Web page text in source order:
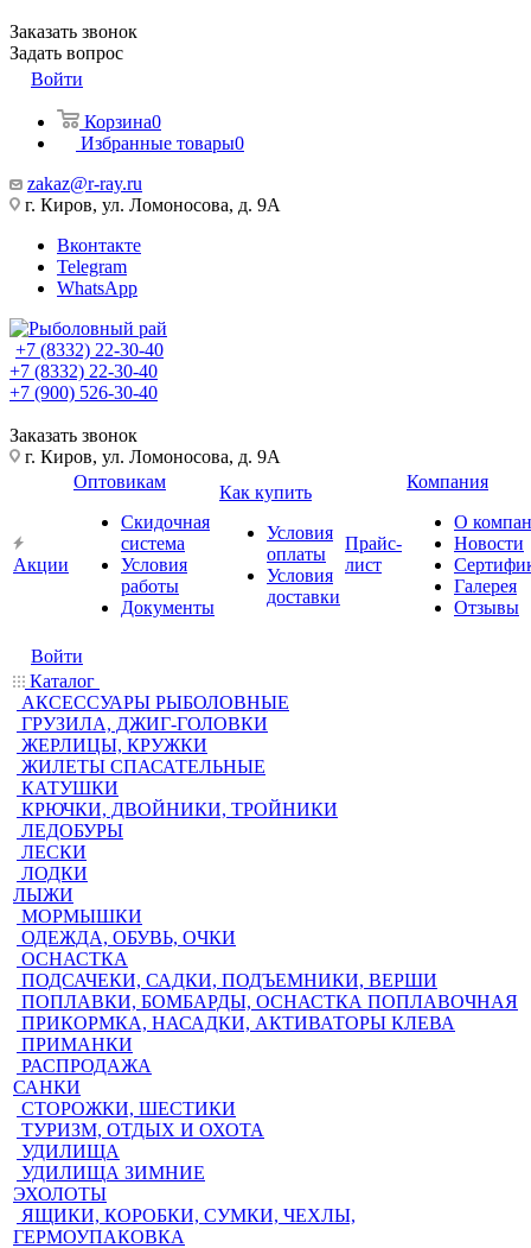
Заказать звонок
Задать вопрос
Войти
Корзина0
Избранные товары0
zakaz@r-ray.ru
г. Киров, ул. Ломоносова, д. 9А
Вконтакте
Telegram
WhatsApp
+7 (8332) 22-30-40
+7 (8332) 22-30-40
+7 (900) 526-30-40
Заказать звонок
г. Киров, ул. Ломоносова, д. 9А
Акции
Оптовикам
Скидочная
система
Условия
работы
Документы
Как купить
Условия
оплаты
Условия
доставки
Прайс-
лист
Компания
О
Новости
Галерея
Отзывы
Войти
Каталог
АКСЕССУАРЫ РЫБОЛОВНЫЕ
ГРУЗИЛА, ДЖИГ-ГОЛОВКИ
ЖЕРЛИЦЫ, КРУЖКИ
ЖИЛЕТЫ СПАСАТЕЛЬНЫЕ
КАТУШКИ
КРЮЧКИ, ДВОЙНИКИ, ТРОЙНИКИ
ЛЕДОБУРЫ
ЛЕСКИ
ЛОДКИ
ЛЫЖИ
МОРМЫШКИ
ОДЕЖДА, ОБУВЬ, ОЧКИ
ОСНАСТКА
ПОДСАЧЕКИ, САДКИ, ПОДЪЕМНИКИ, ВЕРШИ
ПОПЛАВКИ, БОМБАРДЫ, ОСНАСТКА ПОПЛАВОЧНАЯ
ПРИКОРМКА, НАСАДКИ, АКТИВАТОРЫ КЛЕВА
ПРИМАНКИ
РАСПРОДАЖА
САНКИ
СТОРОЖКИ, ШЕСТИКИ
ТУРИЗМ, ОТДЫХ И ОХОТА
УДИЛИЩА
УДИЛИЩА ЗИМНИЕ
ЭХОЛОТЫ
ЯЩИКИ, КОРОБКИ, СУМКИ, ЧЕХЛЫ,
ГЕРМОУПАКОВКА